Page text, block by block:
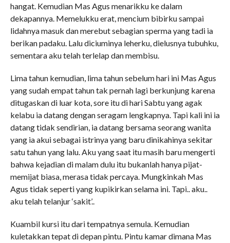
hangat. Kemudian Mas Agus menarikku ke dalam
dekapannya. Memelukku erat, mencium bibirku sampai
lidahnya masuk dan merebut sebagian sperma yang tadi ia
berikan padaku. Lalu diciuminya leherku, dielusnya tubuhku,
sementara aku telah terlelap dan membisu.
Lima tahun kemudian, lima tahun sebelum hari ini Mas Agus
yang sudah empat tahun tak pernah lagi berkunjung karena
ditugaskan di luar kota, sore itu di hari Sabtu yang agak
kelabu ia datang dengan seragam lengkapnya. Tapi kali ini ia
datang tidak sendirian, ia datang bersama seorang wanita
yang ia akui sebagai istrinya yang baru dinikahinya sekitar
satu tahun yang lalu. Aku yang saat itu masih baru mengerti
bahwa kejadian di malam dulu itu bukanlah hanya pijat-
memijat biasa, merasa tidak percaya. Mungkinkah Mas
Agus tidak seperti yang kupikirkan selama ini. Tapi.. aku..
aku telah telanjur ‘sakit’..
Kuambil kursi itu dari tempatnya semula. Kemudian
kuletakkan tepat di depan pintu. Pintu kamar dimana Mas